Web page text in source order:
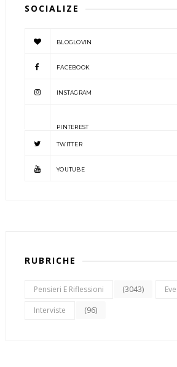
SOCIALIZE
BLOGLOVIN
FACEBOOK
INSTAGRAM
PINTEREST
TWITTER
YOUTUBE
RUBRICHE
Pensieri E Riflessioni (3043)
Interviste (96)